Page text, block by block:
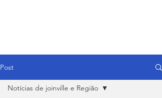
Post
Notícias de joinville e Região